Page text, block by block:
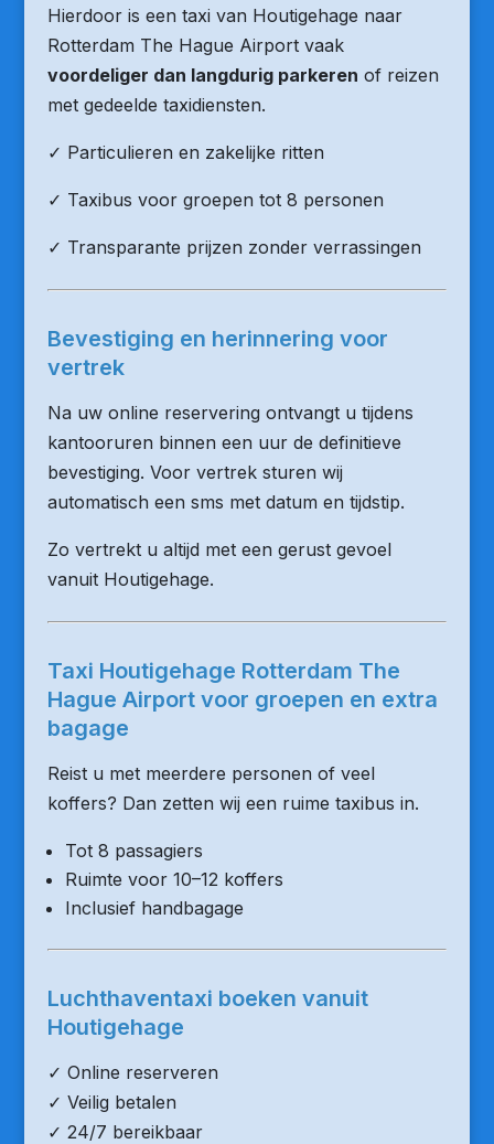
Hierdoor is een taxi van Houtigehage naar
Rotterdam The Hague Airport vaak
voordeliger dan langdurig parkeren of reizen
met gedeelde taxidiensten.
✓ Particulieren en zakelijke ritten
✓ Taxibus voor groepen tot 8 personen
✓ Transparante prijzen zonder verrassingen
Bevestiging en herinnering voor
vertrek
Na uw online reservering ontvangt u tijdens
kantooruren binnen een uur de definitieve
bevestiging. Voor vertrek sturen wij
automatisch een sms met datum en tijdstip.
Zo vertrekt u altijd met een gerust gevoel
vanuit Houtigehage.
Taxi Houtigehage Rotterdam The
Hague Airport voor groepen en extra
bagage
Reist u met meerdere personen of veel
koffers? Dan zetten wij een ruime taxibus in.
Tot 8 passagiers
Ruimte voor 10–12 koffers
Inclusief handbagage
Luchthaventaxi boeken vanuit
Houtigehage
✓ Online reserveren
✓ Veilig betalen
✓ 24/7 bereikbaar